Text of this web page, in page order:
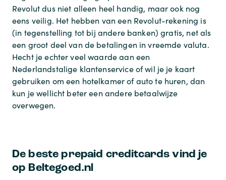
Revolut dus niet alleen heel handig, maar ook nog
eens veilig. Het hebben van een Revolut-rekening is
(in tegenstelling tot bij andere banken) gratis, net als
een groot deel van de betalingen in vreemde valuta.
Hecht je echter veel waarde aan een
Nederlandstalige klantenservice of wil je je kaart
gebruiken om een hotelkamer of auto te huren, dan
kun je wellicht beter een andere betaalwijze
overwegen.
De beste prepaid creditcards vind je
op Beltegoed.nl